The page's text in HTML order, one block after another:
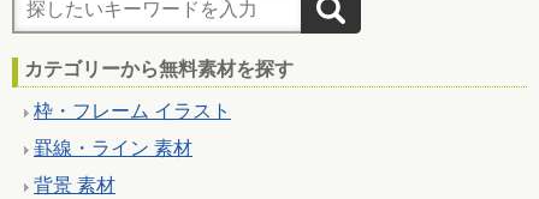
カテゴリーから無料素材を探す
枠・フレーム イラスト
罫線・ライン 素材
背景 素材